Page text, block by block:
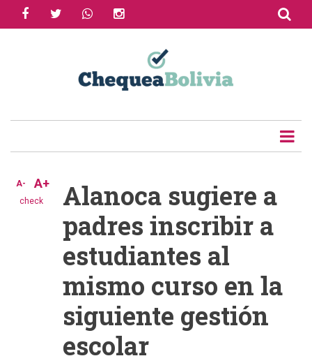
facebooktwitter whatsapp
check
A- A+
Alanoca sugiere a
padres inscribir a
estudiantes al
mismo curso en la
siguiente gestión
escolar